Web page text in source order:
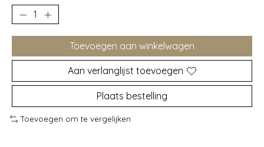
Toevoegen aan winkelwagen
Aan verlanglijst toevoegen
Plaats bestelling
Toevoegen om te vergelijken